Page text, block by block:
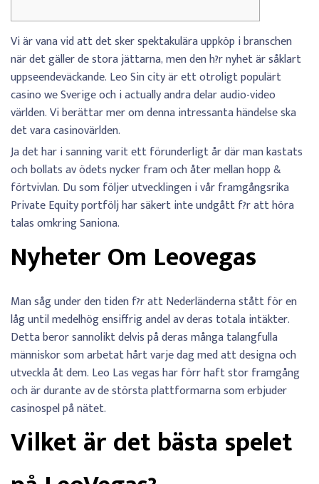
Vi är vana vid att det sker spektakulära uppköp i branschen
när det gäller de stora jättarna, men den h?r nyhet är såklart
uppseendeväckande. Leo Sin city är ett otroligt populärt
casino we Sverige och i actually andra delar audio-video
världen. Vi berättar mer om denna intressanta händelse ska
det vara casinovärlden.
Ja det har i sanning varit ett förunderligt år där man kastats
och bollats av ödets nycker fram och åter mellan hopp &
förtvivlan. Du som följer utvecklingen i vår framgångsrika
Private Equity portfölj har säkert inte undgått f?r att höra
talas omkring Saniona.
Nyheter Om Leovegas
Man såg under den tiden f?r att Nederländerna stått för en
låg until medelhög ensiffrig andel av deras totala intäkter.
Detta beror sannolikt delvis på deras många talangfulla
människor som arbetat hårt varje dag med att designa och
utveckla åt dem. Leo Las vegas har förr haft stor framgång
och är durante av de största plattformarna som erbjuder
casinospel på nätet.
Vilket är det bästa spelet